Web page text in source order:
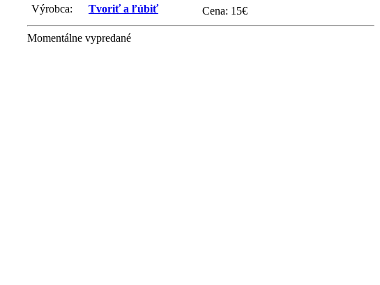
Výrobca:
Tvoriť a ľúbiť Cena: 15€
Momentálne vypredané